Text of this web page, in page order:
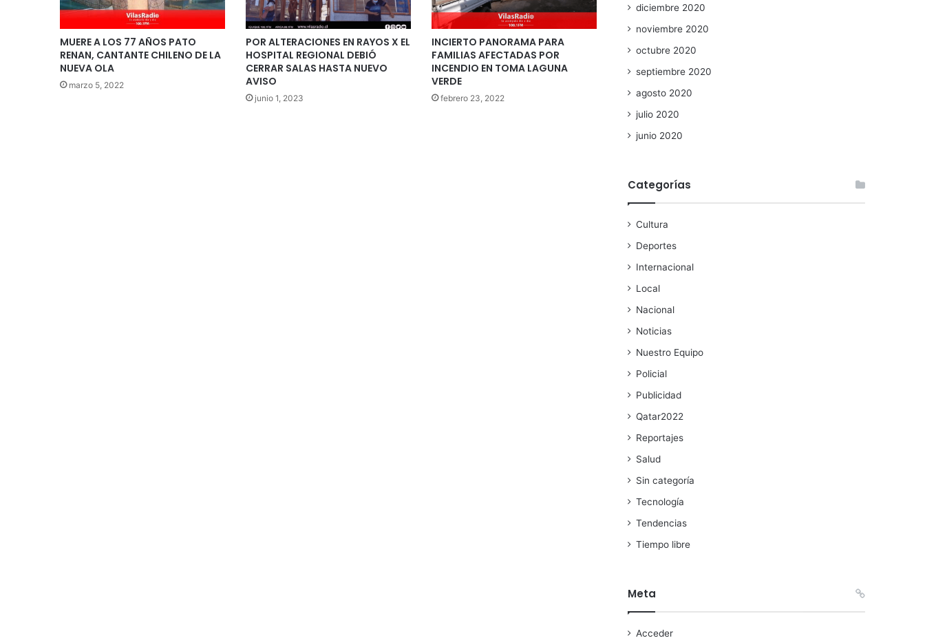
MUERE A LOS 77 AÑOS PATO
RENAN, CANTANTE CHILENO DE LA
NUEVA OLA
marzo 5, 2022
POR ALTERACIONES EN RAYOS X EL
HOSPITAL REGIONAL DEBIÓ
CERRAR SALAS HASTA NUEVO
AVISO
junio 1, 2023
INCIERTO PANORAMA PARA
FAMILIAS AFECTADAS POR
INCENDIO EN TOMA LAGUNA
VERDE
febrero 23, 2022
diciembre 2020
noviembre 2020
octubre 2020
septiembre 2020
agosto 2020
julio 2020
junio 2020
Categorías
Cultura
Deportes
Internacional
Local
Nacional
Noticias
Nuestro Equipo
Policial
Publicidad
Qatar2022
Reportajes
Salud
Sin categoría
Tecnología
Tendencias
Tiempo libre
Meta
Acceder